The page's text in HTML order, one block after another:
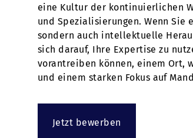
eine Kultur der kontinuierlichen
und Spezialisierungen. Wenn
sondern auch intellektuelle
sich darauf, Ihre Expertise zu
vorantreiben können, einem Ort,
und einem starken Fokus auf
Jetzt bewerben